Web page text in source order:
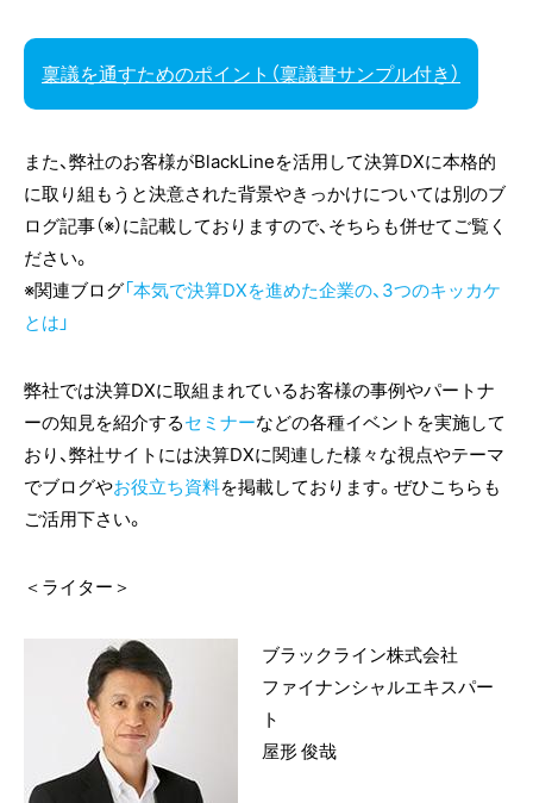
稟議を通すためのポイント（稟議書サンプル付き）
また、弊社のお客様がBlackLineを活用して決算DXに本格的
に取り組もうと決意された背景やきっかけについては別のブ
ログ記事（※）に記載しておりますので、そちらも併せてご覧く
ださい。
※関連ブログ「本気で決算DXを進めた企業の、3つのキッカケ
とは」
弊社では決算DXに取組まれているお客様の事例やパートナ
ーの知見を紹介するセミナーなどの各種イベントを実施して
おり、弊社サイトには決算DXに関連した様々な視点やテーマ
でブログやお役立ち資料を掲載しております。ぜひこちらも
ご活用下さい。
＜ライター＞
ブラックライン株式会社
ファイナンシャルエキスパー
ト
屋形 俊哉